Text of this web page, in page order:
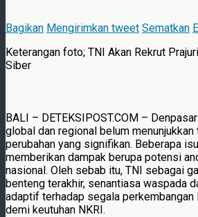
Bagikan Mengirimkan tweet Sematkan
Keterangan foto; TNI Akan Rekrut
Siber
BALI – DETEKSIPOST.COM –
global dan regional belum menunjukkan
perubahan yang signifikan. Beberapa
memberikan dampak berupa potensi
nasional. Oleh sebab itu, TNI sebagai
benteng terakhir, senantiasa waspada
adaptif terhadap segala
demi keutuhan NKRI.